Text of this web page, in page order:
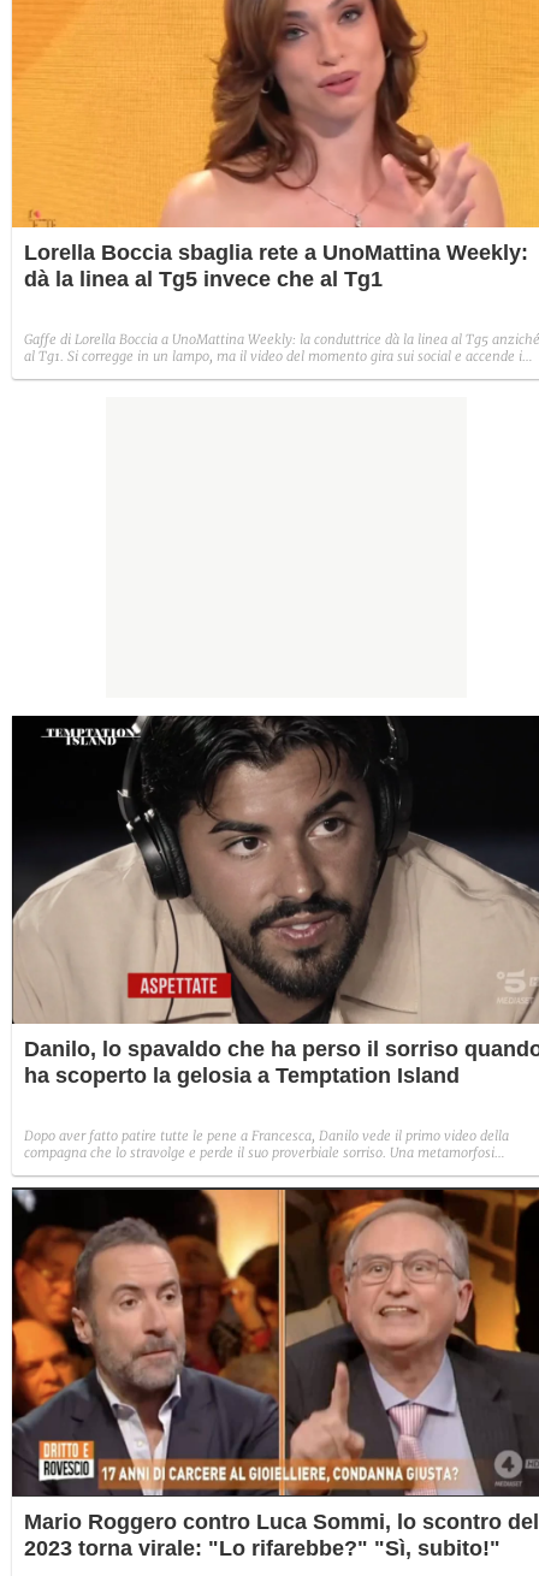
Lorella Boccia sbaglia rete a UnoMattina Weekly:
dà la linea al Tg5 invece che al Tg1
Gaffe di Lorella Boccia a UnoMattina Weekly: la conduttrice dà la linea al Tg5 anziché
al Tg1. Si corregge in un lampo, ma il video del momento gira sui social e accende i
Danilo, lo spavaldo che ha perso il sorriso
ha scoperto la gelosia a Temptation Island
Dopo aver fatto patire tutte le pene a Francesca, Danilo vede il primo video della
compagna che lo stravolge e perde il suo proverbiale sorriso. Una metamorfosi
Mario Roggero contro Luca Sommi, lo scontro del
2023 torna virale: "Lo rifarebbe?" "Sì, subito!"